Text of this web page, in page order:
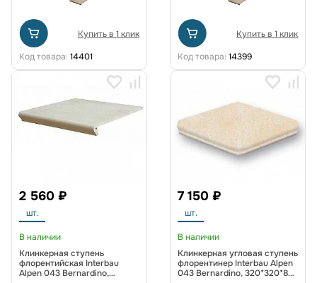
Купить в 1 клик
Код товара: 14401
Купить в 1 клик
Код товара: 14399
2 560 ₽
шт.
В наличии
Клинкерная ступень
флорентийская Interbau
Alpen 043 Bernardino,
7 150 ₽
шт.
В наличии
Клинкерная угловая ступень
флорентинер Interbau Alpen
043 Bernardino, 320*320*8